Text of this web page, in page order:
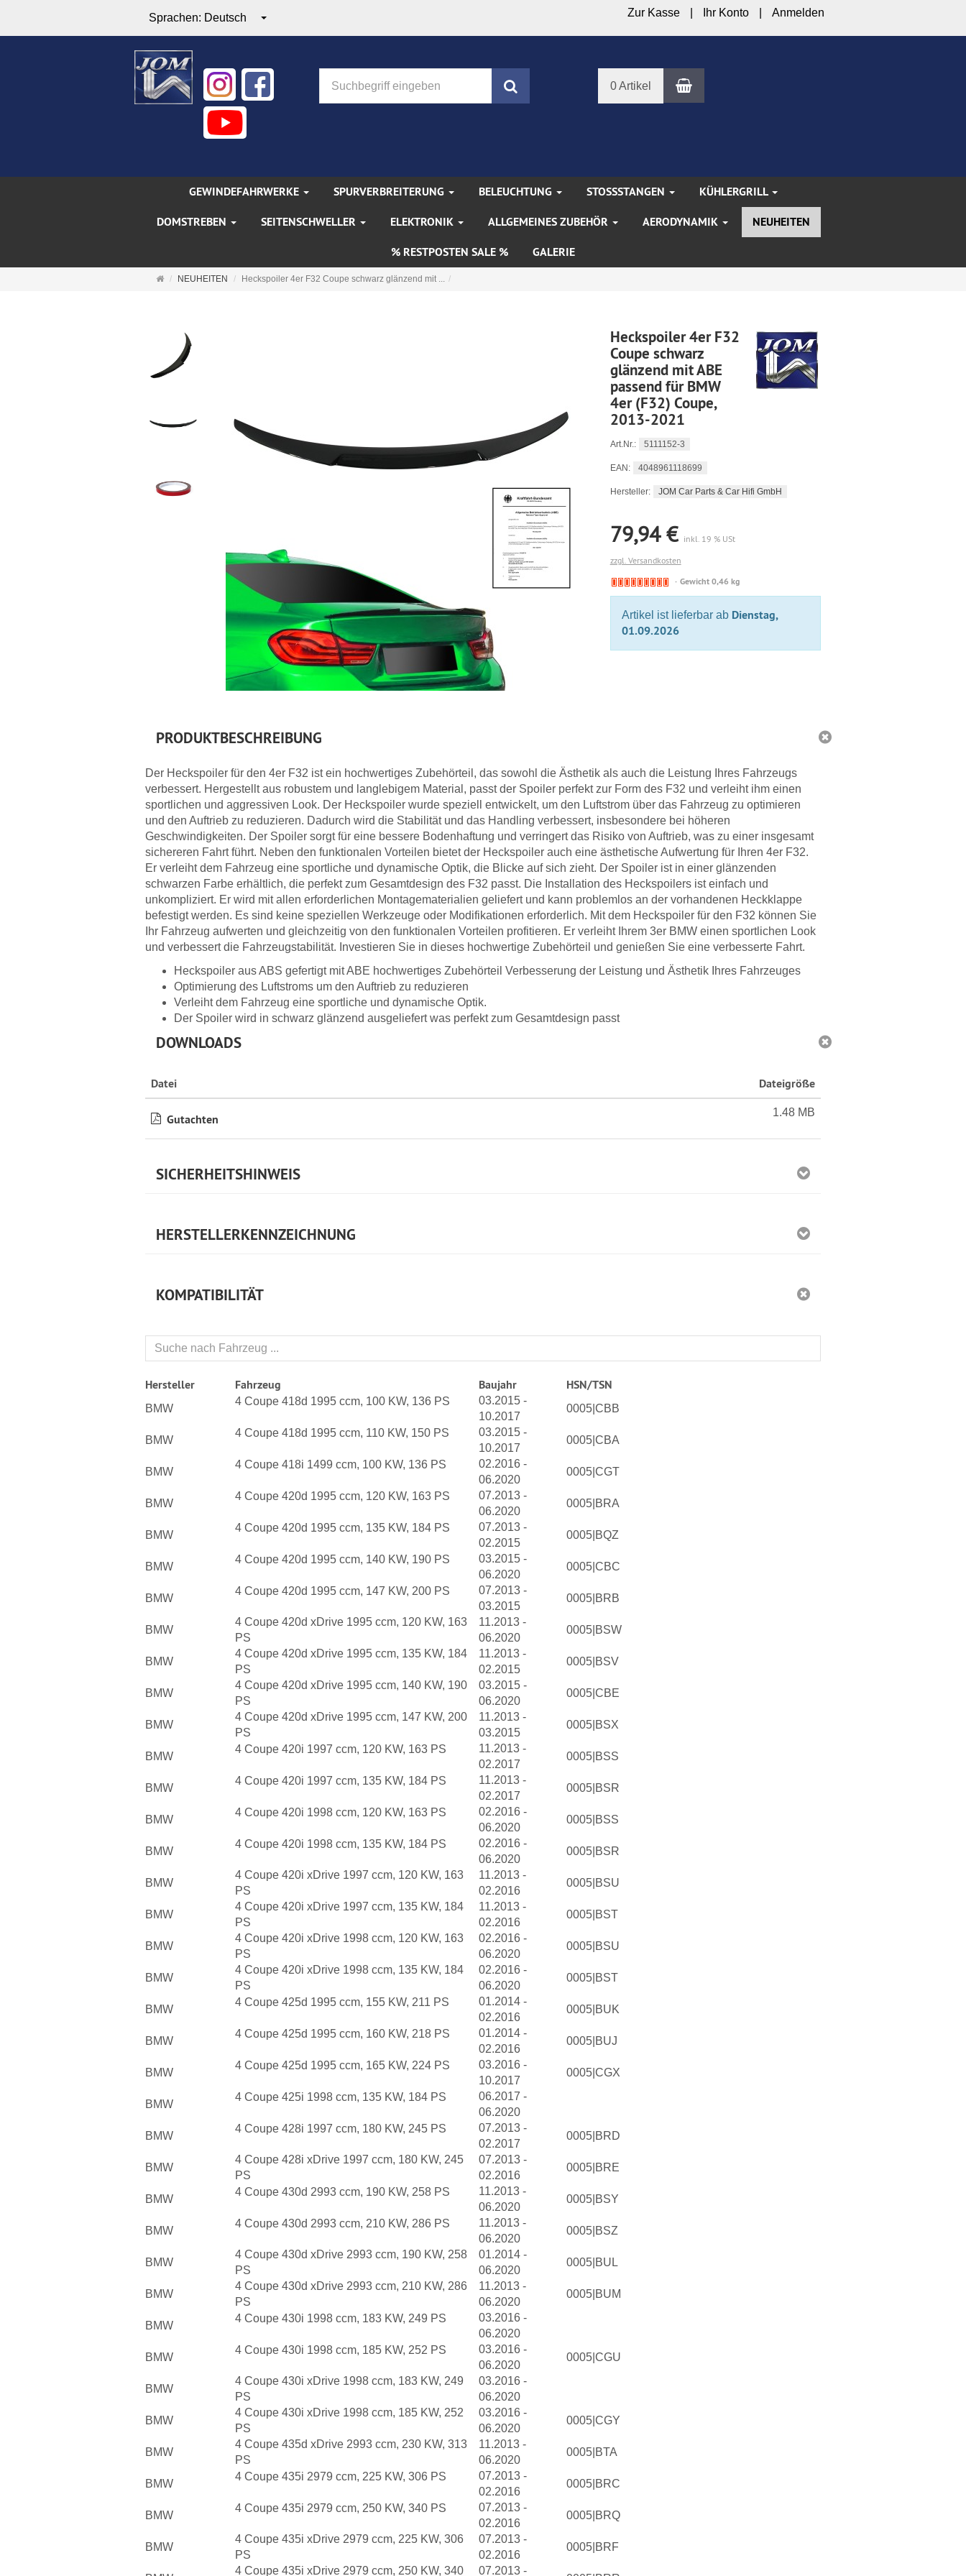
Sprachen: Deutsch Zur Kasse Ihr Konto Anmelden
0 Artikel Warenkorb
GEWINDEFAHRWERKE SPURVERBREITERUNG BELEUCHTUNG STOSSSTANGEN
KÜHLERGRILL
DOMSTREBEN
SEITENSCHWELLER ELEKTRONIK ALLGEMEINES ZUBEHÖR AERODYNAMIK
NEUHEITEN
% RESTPOSTEN SALE %
GALERIE
Startseite
NEUHEITEN Heckspoiler 4er F32 Coupe schwarz glänzend mit ...
Heckspoiler 4er F32
Coupe schwarz
glänzend mit ABE
passend für BMW
4er (F32) Coupe,
2013-2021
Art.Nr.: 5111152-3
EAN: 4048961118699
Hersteller: JOM Car Parts & Car Hifi GmbH
79,94 €
inkl. 19 % USt
zzgl. Versandkosten
🔴
Derzeit
lieferbar
Gewicht 0,46 kg
Artikel ist lieferbar ab Dienstag,
01.09.2026
PRODUKTBESCHREIBUNG
Der Heckspoiler für den 4er F32 ist ein hochwertiges Zubehörteil, das sowohl die Ästhetik als auch die Leistung Ihres Fahrzeugs
verbessert. Hergestellt aus robustem und langlebigem Material, passt der Spoiler perfekt zur Form des F32 und verleiht ihm einen
sportlichen und aggressiven Look. Der Heckspoiler wurde speziell entwickelt, um den Luftstrom über das Fahrzeug zu optimieren
und den Auftrieb zu reduzieren. Dadurch wird die Stabilität und das Handling verbessert, insbesondere bei höheren
Geschwindigkeiten. Der Spoiler sorgt für eine bessere Bodenhaftung und verringert das Risiko von Auftrieb, was zu einer insgesamt
sichereren Fahrt führt. Neben den funktionalen Vorteilen bietet der Heckspoiler auch eine ästhetische Aufwertung für Ihren 4er F32.
Er verleiht dem Fahrzeug eine sportliche und dynamische Optik, die Blicke auf sich zieht. Der Spoiler ist in einer glänzenden
schwarzen Farbe erhältlich, die perfekt zum Gesamtdesign des F32 passt. Die Installation des Heckspoilers ist einfach und
unkompliziert. Er wird mit allen erforderlichen Montagematerialien geliefert und kann problemlos an der vorhandenen Heckklappe
befestigt werden. Es sind keine speziellen Werkzeuge oder Modifikationen erforderlich. Mit dem Heckspoiler für den F32 können Sie
Ihr Fahrzeug aufwerten und gleichzeitig von den funktionalen Vorteilen profitieren. Er verleiht Ihrem 3er BMW einen sportlichen Look
und verbessert die Fahrzeugstabilität. Investieren Sie in dieses hochwertige Zubehörteil und genießen Sie eine verbesserte Fahrt.
Heckspoiler aus ABS gefertigt mit ABE hochwertiges Zubehörteil Verbesserung der Leistung und Ästhetik Ihres Fahrzeuges
Optimierung des Luftstroms um den Auftrieb zu reduzieren
Verleiht dem Fahrzeug eine sportliche und dynamische Optik.
Der Spoiler wird in schwarz glänzend ausgeliefert was perfekt zum Gesamtdesign passt
DOWNLOADS
Datei Dateigröße
Gutachten 1.48 MB
SICHERHEITSHINWEIS
HERSTELLERKENNZEICHNUNG
KOMPATIBILITÄT
Hersteller Fahrzeug Baujahr HSN/TSN
BMW
4 Coupe 418d 1995 ccm, 100 KW, 136 PS
03.2015 -
10.2017
0005|CBB
BMW
4 Coupe 418d 1995 ccm, 110 KW, 150 PS
03.2015 -
10.2017
0005|CBA
BMW
4 Coupe 418i 1499 ccm, 100 KW, 136 PS
02.2016 -
06.2020
0005|CGT
BMW
4 Coupe 420d 1995 ccm, 120 KW, 163 PS
07.2013 -
06.2020
0005|BRA
BMW
4 Coupe 420d 1995 ccm, 135 KW, 184 PS
07.2013 -
02.2015
0005|BQZ
BMW
4 Coupe 420d 1995 ccm, 140 KW, 190 PS
03.2015 -
06.2020
0005|CBC
BMW
4 Coupe 420d 1995 ccm, 147 KW, 200 PS
07.2013 -
03.2015
0005|BRB
BMW
4 Coupe 420d xDrive 1995 ccm, 120 KW, 163
PS
11.2013 -
06.2020
0005|BSW
BMW
4 Coupe 420d xDrive 1995 ccm, 135 KW, 184
PS
11.2013 -
02.2015
0005|BSV
BMW
4 Coupe 420d xDrive 1995 ccm, 140 KW, 190
PS
03.2015 -
06.2020
0005|CBE
BMW
4 Coupe 420d xDrive 1995 ccm, 147 KW, 200
PS
11.2013 -
03.2015
0005|BSX
BMW
4 Coupe 420i 1997 ccm, 120 KW, 163 PS
11.2013 -
02.2017
0005|BSS
BMW
4 Coupe 420i 1997 ccm, 135 KW, 184 PS
11.2013 -
02.2017
0005|BSR
BMW
4 Coupe 420i 1998 ccm, 120 KW, 163 PS
02.2016 -
06.2020
0005|BSS
BMW
4 Coupe 420i 1998 ccm, 135 KW, 184 PS
02.2016 -
06.2020
0005|BSR
BMW
4 Coupe 420i xDrive 1997 ccm, 120 KW, 163
PS
11.2013 -
02.2016
0005|BSU
BMW
4 Coupe 420i xDrive 1997 ccm, 135 KW, 184
PS
11.2013 -
02.2016
0005|BST
BMW
4 Coupe 420i xDrive 1998 ccm, 120 KW, 163
PS
02.2016 -
06.2020
0005|BSU
BMW
4 Coupe 420i xDrive 1998 ccm, 135 KW, 184
PS
02.2016 -
06.2020
0005|BST
BMW
4 Coupe 425d 1995 ccm, 155 KW, 211 PS
01.2014 -
02.2016
0005|BUK
BMW
4 Coupe 425d 1995 ccm, 160 KW, 218 PS
01.2014 -
02.2016
0005|BUJ
BMW
4 Coupe 425d 1995 ccm, 165 KW, 224 PS
03.2016 -
10.2017
0005|CGX
BMW
4 Coupe 425i 1998 ccm, 135 KW, 184 PS
06.2017 -
06.2020
BMW
4 Coupe 428i 1997 ccm, 180 KW, 245 PS
07.2013 -
02.2017
0005|BRD
BMW
4 Coupe 428i xDrive 1997 ccm, 180 KW, 245
PS
07.2013 -
02.2016
0005|BRE
BMW
4 Coupe 430d 2993 ccm, 190 KW, 258 PS
11.2013 -
06.2020
0005|BSY
BMW
4 Coupe 430d 2993 ccm, 210 KW, 286 PS
11.2013 -
06.2020
0005|BSZ
BMW
4 Coupe 430d xDrive 2993 ccm, 190 KW, 258
PS
01.2014 -
06.2020
0005|BUL
BMW
4 Coupe 430d xDrive 2993 ccm, 210 KW, 286
PS
11.2013 -
06.2020
0005|BUM
BMW
4 Coupe 430i 1998 ccm, 183 KW, 249 PS
03.2016 -
06.2020
BMW
4 Coupe 430i 1998 ccm, 185 KW, 252 PS
03.2016 -
06.2020
0005|CGU
BMW
4 Coupe 430i xDrive 1998 ccm, 183 KW, 249
PS
03.2016 -
06.2020
BMW
4 Coupe 430i xDrive 1998 ccm, 185 KW, 252
PS
03.2016 -
06.2020
0005|CGY
BMW
4 Coupe 435d xDrive 2993 ccm, 230 KW, 313
PS
11.2013 -
06.2020
0005|BTA
BMW
4 Coupe 435i 2979 ccm, 225 KW, 306 PS
07.2013 -
02.2016
0005|BRC
BMW
4 Coupe 435i 2979 ccm, 250 KW, 340 PS
07.2013 -
02.2016
0005|BRQ
BMW
4 Coupe 435i xDrive 2979 ccm, 225 KW, 306
PS
07.2013 -
02.2016
0005|BRF
4 Coupe 435i xDrive 2979 ccm, 250 KW, 340 07.2013 -